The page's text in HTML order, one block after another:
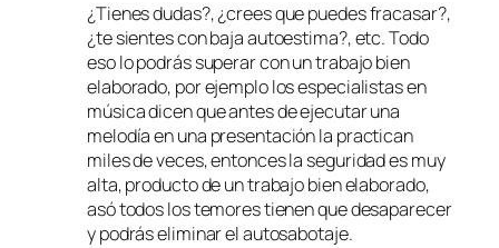
¿Tienes dudas?, ¿crees que puedes fracasar?,
¿te sientes con baja autoestima?, etc. Todo
eso lo podrás superar con un trabajo bien
elaborado, por ejemplo los especialistas en
música dicen que antes de ejecutar una
melodía en una presentación la practican
miles de veces, entonces la seguridad es muy
alta, producto de un trabajo bien elaborado,
asó todos los temores tienen que desaparecer
y podrás eliminar el autosabotaje.